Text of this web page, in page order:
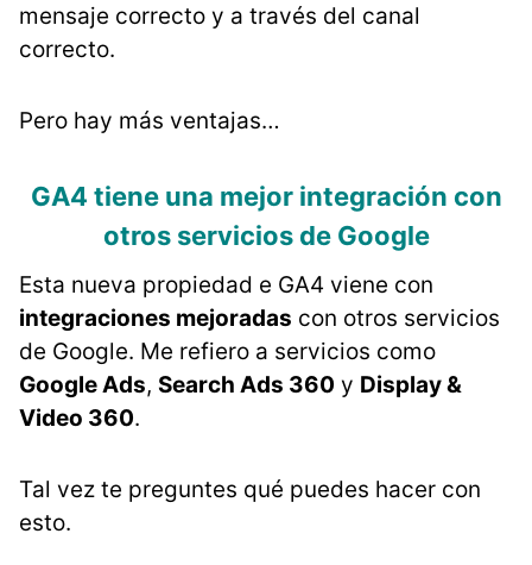
mensaje correcto y a través del canal
correcto.
Pero hay más ventajas…
GA4 tiene una mejor integración con
otros servicios de Google
Esta nueva propiedad e GA4 viene con
integraciones mejoradas con otros servicios
de Google. Me refiero a servicios como
Google Ads, Search Ads 360 y Display &
Video 360.
Tal vez te preguntes qué puedes hacer con
esto.